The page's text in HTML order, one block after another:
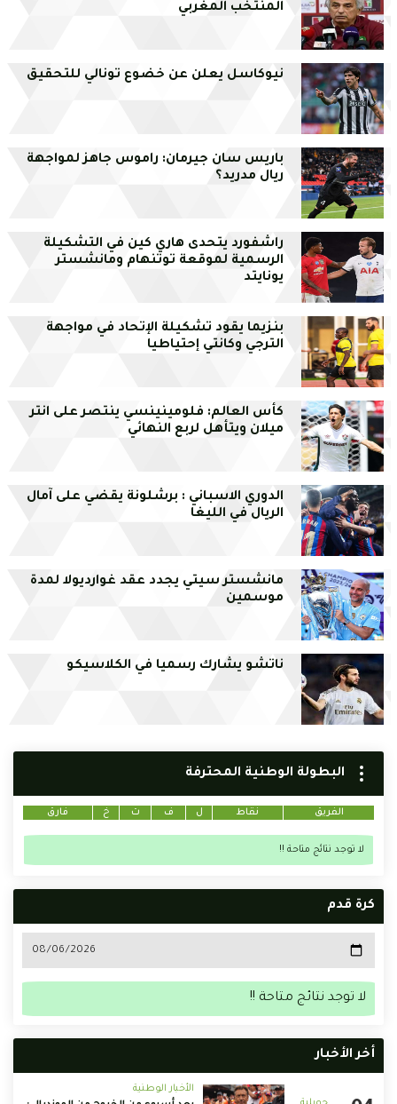
المنتخب المغربي
نيوكاسل يعلن عن خضوع تونالي للتحقيق
باريس سان جيرمان: راموس جاهز لمواجهة
ريال مدريد؟
راشفورد يتحدى هاري كين في التشكيلة
الرسمية لموقعة توتنهام ومانشستر
يونايتد
بنزيما يقود تشكيلة الإتحاد في مواجهة
الترجي وكانتي إحتياطيا
كأس العالم: فلومينينسي ينتصر على انتر
ميلان ويتأهل لربع النهائي
الدوري الاسباني : برشلونة يقضي على آمال
الريال في الليغا
مانشستر سيتي يجدد عقد غوارديولا لمدة
موسمين
ناتشو يشارك رسميا في الكلاسيكو
البطولة الوطنية المحترفة
الفريق نقاط ل ف ت خ فارق
لا توجد نتائج متاحة !!
كرة قدم
لا توجد نتائج متاحة !!
أخر الأخبار
الأخبار الوطنية